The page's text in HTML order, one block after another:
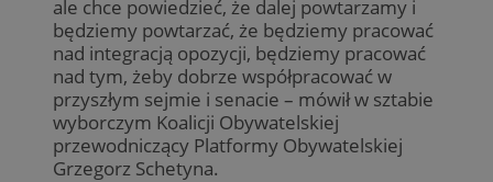
ale chce powiedzieć, że dalej powtarzamy i
będziemy powtarzać, że będziemy pracować
nad integracją opozycji, będziemy pracować
nad tym, żeby dobrze współpracować w
przyszłym sejmie i senacie – mówił w sztabie
wyborczym Koalicji Obywatelskiej
przewodniczący Platformy Obywatelskiej
Grzegorz Schetyna.